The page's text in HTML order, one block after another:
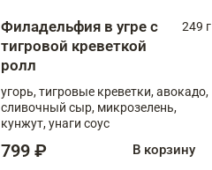
Филадельфия в угре с
тигровой креветкой
ролл
249 г
угорь, тигровые креветки, авокадо,
сливочный сыр, микрозелень,
кунжут, унаги соус
799 ₽ В корзину